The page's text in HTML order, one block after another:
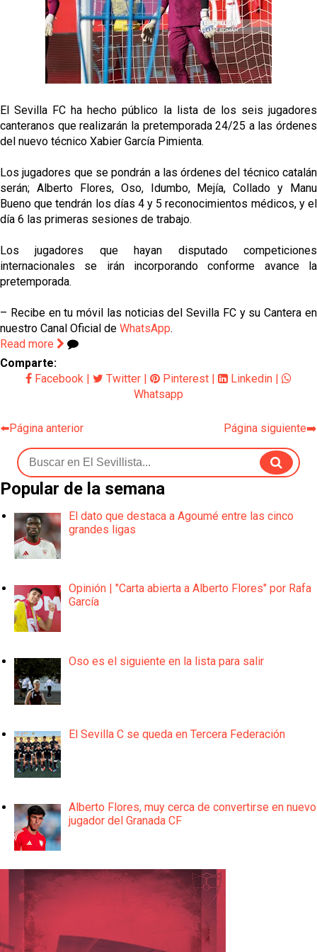
El Sevilla FC empieza a inscribir a los nuevos
fichajes
Opinión | "Carta abierta a Alberto Flores" por Rafa
Miguel Sierra: La temporada pasada se vio
trabajamos con ilusión
El Sevilla FC ha hecho público la lista de los seis jugadores
canteranos que realizarán la pretemporada 24/25 a las órdenes
del nuevo técnico Xabier García Pimienta.
Los jugadores que se pondrán a las órdenes del técnico catalán
serán; Alberto Flores, Oso, Idumbo, Mejía, Collado y Manu
Bueno que tendrán los días 4 y 5 reconocimientos médicos, y el
día 6 las primeras sesiones de trabajo.
Los jugadores que hayan disputado competiciones
internacionales se irán incorporando conforme avance la
pretemporada.
– Recibe en tu móvil las noticias del Sevilla FC y su Cantera en
nuestro Canal Oficial de WhatsApp.
Read more
Comparte:
Facebook
Twitter Pinterest Linkedin
Whatsapp
⬅️Página anterior Página siguiente➡️
Popular de la semana
El dato que destaca a Agoumé entre las cinco
grandes ligas
Opinión | "Carta abierta a Alberto Flores" por Rafa
García
Oso es el siguiente en la lista para salir
El Sevilla C se queda en Tercera Federación
Alberto Flores, muy cerca de convertirse en nuevo
jugador del Granada CF